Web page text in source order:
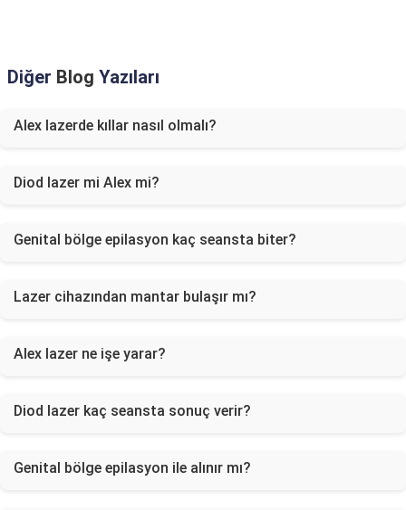
Diğer Blog Yazıları
Alex lazerde kıllar nasıl olmalı?
Diod lazer mi Alex mi?
Genital bölge epilasyon kaç seansta biter?
Lazer cihazından mantar bulaşır mı?
Alex lazer ne işe yarar?
Diod lazer kaç seansta sonuç verir?
Genital bölge epilasyon ile alınır mı?